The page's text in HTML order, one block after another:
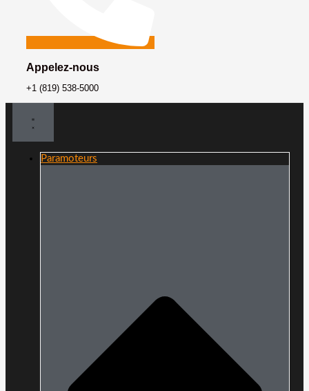
Appelez-nous
+1 (819) 538-5000
Paramoteurs